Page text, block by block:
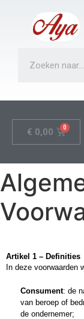
€ 0,00
Artikel 1 – Definities
In deze voorwaarden
Consument: de
van beroep of
de ondernemer;